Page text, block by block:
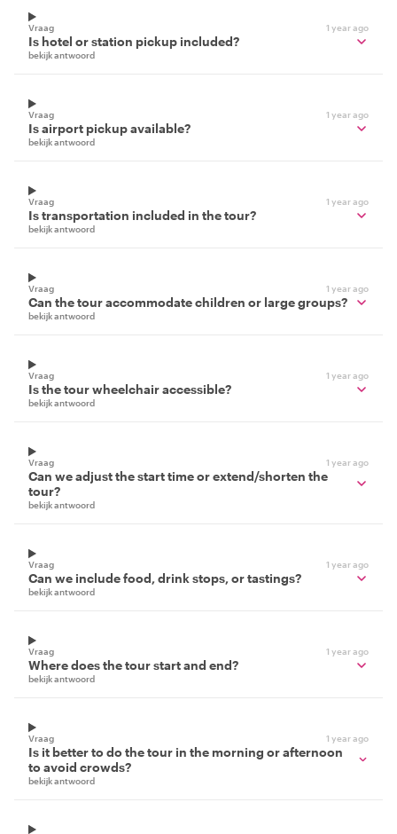
Vraag 1 year ago
Is hotel or station pickup included?
bekijk antwoord
Vraag 1 year ago
Is airport pickup available?
bekijk antwoord
Vraag 1 year ago
Is transportation included in the tour?
bekijk antwoord
Vraag 1 year ago
Can the tour accommodate children or large groups?
bekijk antwoord
Vraag 1 year ago
Is the tour wheelchair accessible?
bekijk antwoord
Vraag 1 year ago
Can we adjust the start time or extend/shorten the
tour?
bekijk antwoord
Vraag 1 year ago
Can we include food, drink stops, or tastings?
bekijk antwoord
Vraag 1 year ago
Where does the tour start and end?
bekijk antwoord
Vraag 1 year ago
Is it better to do the tour in the morning or afternoon
to avoid crowds?
bekijk antwoord